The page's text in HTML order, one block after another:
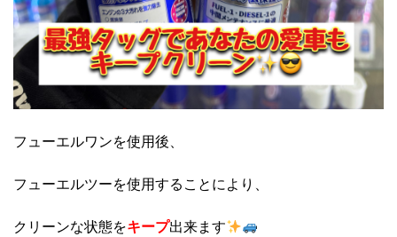
フューエルワンを使用後、
フューエルツーを使用することにより、
クリーンな状態をキープ出来ます